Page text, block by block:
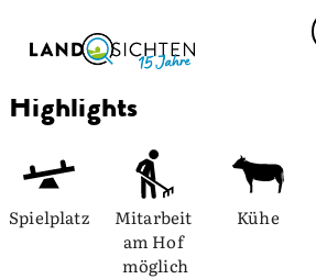
Highlights
Spielplatz
Mitarbeit
am Hof
möglich
Kühe